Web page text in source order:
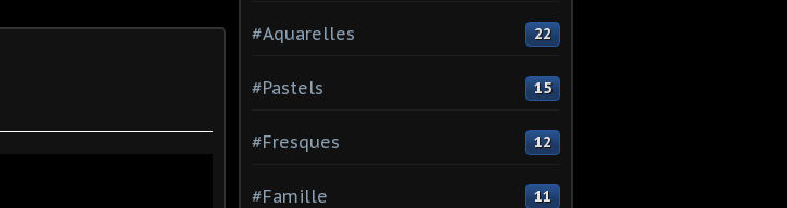
#Aquarelles 22
#Pastels 15
#Fresques 12
#Famille 11